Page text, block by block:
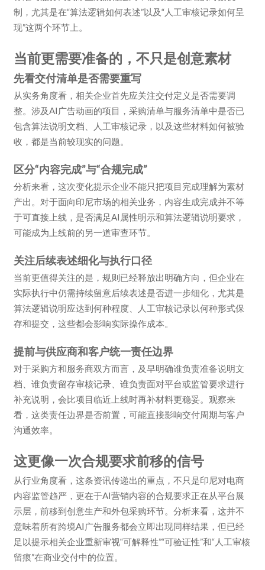
制，尤其是在“算法逻辑如何表述”以及“人工审核记录如何呈
现”这两个环节上。
当前更需要准备的，不只是创意素材
先看交付清单是否需要重写
从实务角度看，相关企业首先应关注交付定义是否需要调
整。涉及AI广告动画的项目，采购清单与服务清单中是否已
包含算法说明文档、人工审核记录，以及这些材料如何被验
收，都是当前较现实的问题。
区分“内容完成”与“合规完成”
分析来看，这次变化提示企业不能只把项目完成理解为素材
产出。对于面向印尼市场的相关业务，内容生成完成并不等
于可直接上线，是否满足AI属性明示和算法逻辑说明要求，
可能成为上线前的另一道审查环节。
关注后续表述细化与执行口径
当前更值得关注的是，规则已经释放出明确方向，但企业在
实际执行中仍需持续留意后续表述是否进一步细化，尤其是
算法逻辑说明应达到何种程度、人工审核记录以何种形式保
存和提交，这些都会影响实际操作成本。
提前与供应商和客户统一责任边界
对于采购方和服务商双方而言，及早明确谁负责准备说明文
档、谁负责留存审核记录、谁负责面对平台或监管要求进行
补充说明，会比项目临近上线时再补材料更稳妥。观察来
看，这类责任边界是否前置，可能直接影响交付周期与客户
沟通效率。
这更像一次合规要求前移的信号
从行业角度看，这条资讯传递出的重点，不只是印尼对电商
内容监管趋严，更在于AI营销内容的合规要求正在从平台展
示层，前移到创意生产和外包采购环节。分析来看，这并不
意味着所有跨境AI广告服务都会立即出现同样结果，但已经
足以提示相关企业重新审视“可解释性”“可验证性”和“人工审核
留痕”在商业交付中的位置。